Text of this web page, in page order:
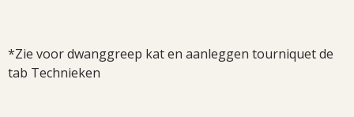
*Zie voor dwanggreep kat en aanleggen tourniquet de
tab Technieken